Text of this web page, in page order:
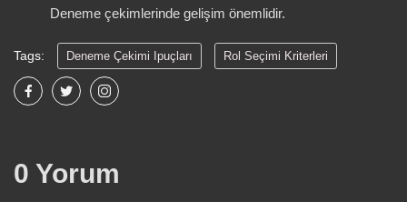
Deneme çekimlerinde gelişim önemlidir.
Tags: Deneme Çekimi Ipuçları Rol Seçimi Kriterleri
Denizli Oyuncu Ajansı
Casting Süreci Denizli
0 Yorum